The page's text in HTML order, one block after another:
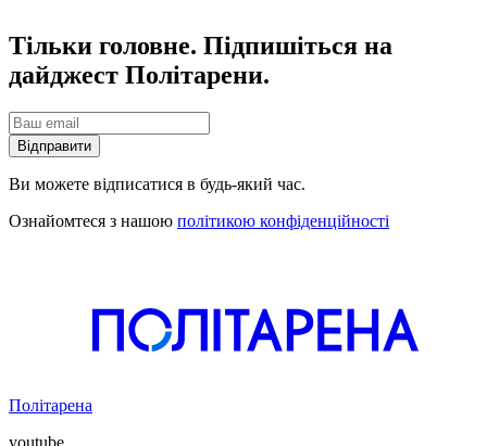
Тільки головне. Підпишіться на
дайджест Політарени.
Відправити
Ви можете відписатися в будь-який час.
Ознайомтеся з нашою політикою конфіденційності
Політарена
youtube